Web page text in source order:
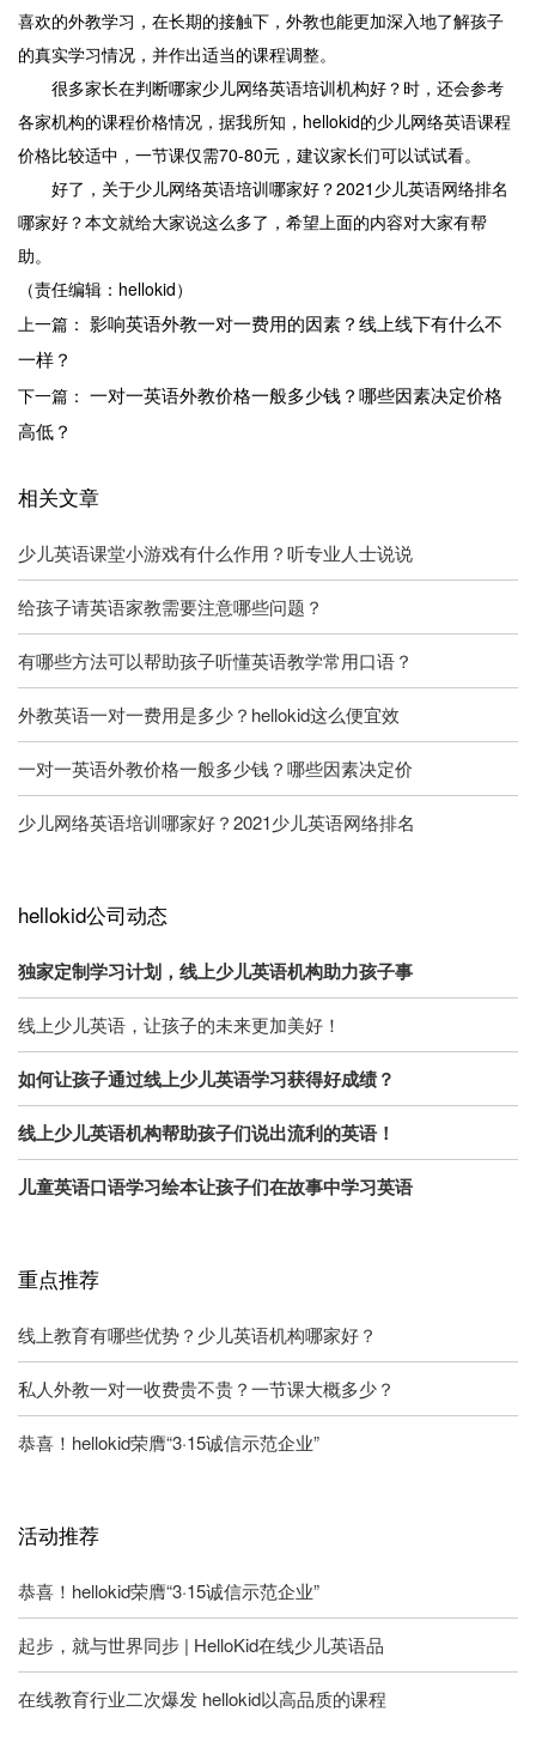
喜欢的外教学习，在长期的接触下，外教也能更加深入地了解孩子
的真实学习情况，并作出适当的课程调整。
很多家长在判断哪家少儿网络英语培训机构好？时，还会参考
各家机构的课程价格情况，据我所知，hellokid的少儿网络英语课程
价格比较适中，一节课仅需70-80元，建议家长们可以试试看。
好了，关于少儿网络英语培训哪家好？2021少儿英语网络排名
哪家好？本文就给大家说这么多了，希望上面的内容对大家有帮
助。
（责任编辑：hellokid）
上一篇： 影响英语外教一对一费用的因素？线上线下有什么不
一样？
下一篇： 一对一英语外教价格一般多少钱？哪些因素决定价格
高低？
相关文章
少儿英语课堂小游戏有什么作用？听专业人士说说
给孩子请英语家教需要注意哪些问题？
有哪些方法可以帮助孩子听懂英语教学常用口语？
外教英语一对一费用是多少？hellokid这么便宜效
一对一英语外教价格一般多少钱？哪些因素决定价
少儿网络英语培训哪家好？2021少儿英语网络排名
hellokid公司动态
独家定制学习计划，线上少儿英语机构助力孩子事
线上少儿英语，让孩子的未来更加美好！
如何让孩子通过线上少儿英语学习获得好成绩？
线上少儿英语机构帮助孩子们说出流利的英语！
儿童英语口语学习绘本让孩子们在故事中学习英语
重点推荐
线上教育有哪些优势？少儿英语机构哪家好？
私人外教一对一收费贵不贵？一节课大概多少？
恭喜！hellokid荣膺“3·15诚信示范企业”
活动推荐
恭喜！hellokid荣膺“3·15诚信示范企业”
起步，就与世界同步 | HelloKid在线少儿英语品
在线教育行业二次爆发 hellokid以高品质的课程